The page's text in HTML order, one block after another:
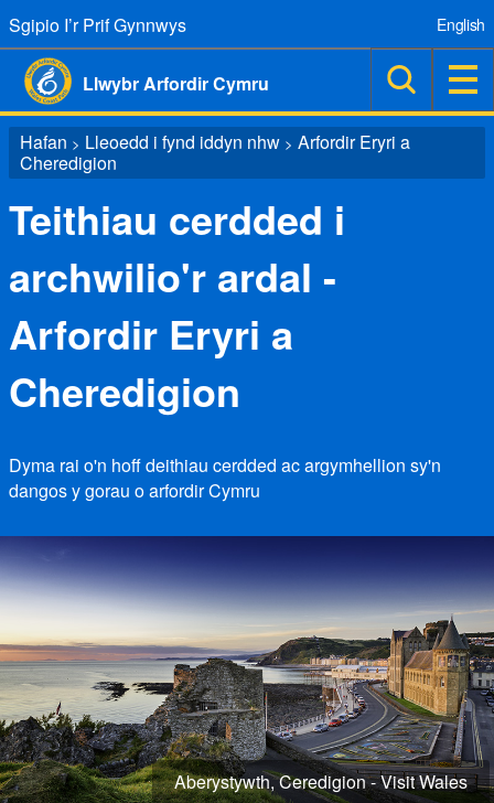
Sgipio I’r Prif Gynnwys
Llwybr Arfordir Cymru
English
Hafan > Lleoedd i fynd iddyn nhw > Arfordir Eryri a
Cheredigion
Teithiau cerdded i
archwilio'r ardal -
Arfordir Eryri a
Cheredigion
Dyma rai o'n hoff deithiau cerdded ac argymhellion sy'n
dangos y gorau o arfordir Cymru
Aberystywth, Ceredigion - Visit Wales